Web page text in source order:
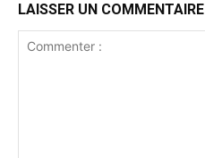
LAISSER UN COMMENTAIRE